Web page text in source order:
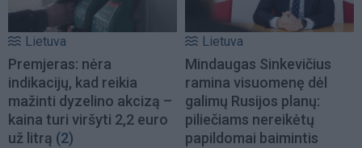
Lietuva
Premjeras: nėra
indikacijų, kad reikia
mažinti dyzelino akcizą –
kaina turi viršyti 2,2 euro
už litrą (2)
Lietuva
Mindaugas Sinkevičius
ramina visuomenę dėl
galimų Rusijos planų:
piliečiams nereikėtų
papildomai baimintis